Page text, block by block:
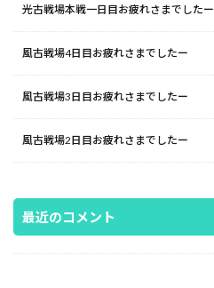
光古戦場本戦一日目お疲れさまでしたー
風古戦場4日目お疲れさまでしたー
風古戦場3日目お疲れさまでしたー
風古戦場2日目お疲れさまでしたー
最近のコメント